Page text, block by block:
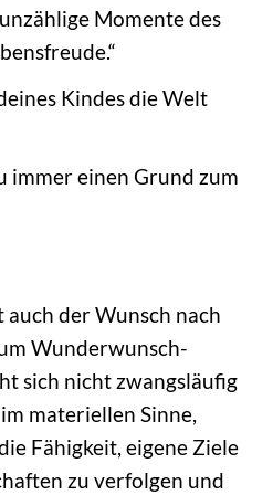
Momente des
Kindes die Welt
immer einen Grund zum
der Wunsch nach
Wunderwunsch-
sich nicht zwangsläufig
materiellen Sinne,
Fähigkeit, eigene Ziele
zu verfolgen und